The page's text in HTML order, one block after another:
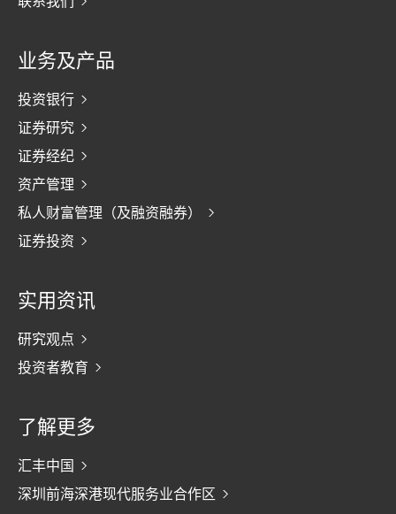
业务及产品
投资银行
证券研究
证券经纪
资产管理
私人财富管理（及融资融券）
证券投资
实用资讯
研究观点
投资者教育
了解更多
汇丰中国
深圳前海深港现代服务业合作区